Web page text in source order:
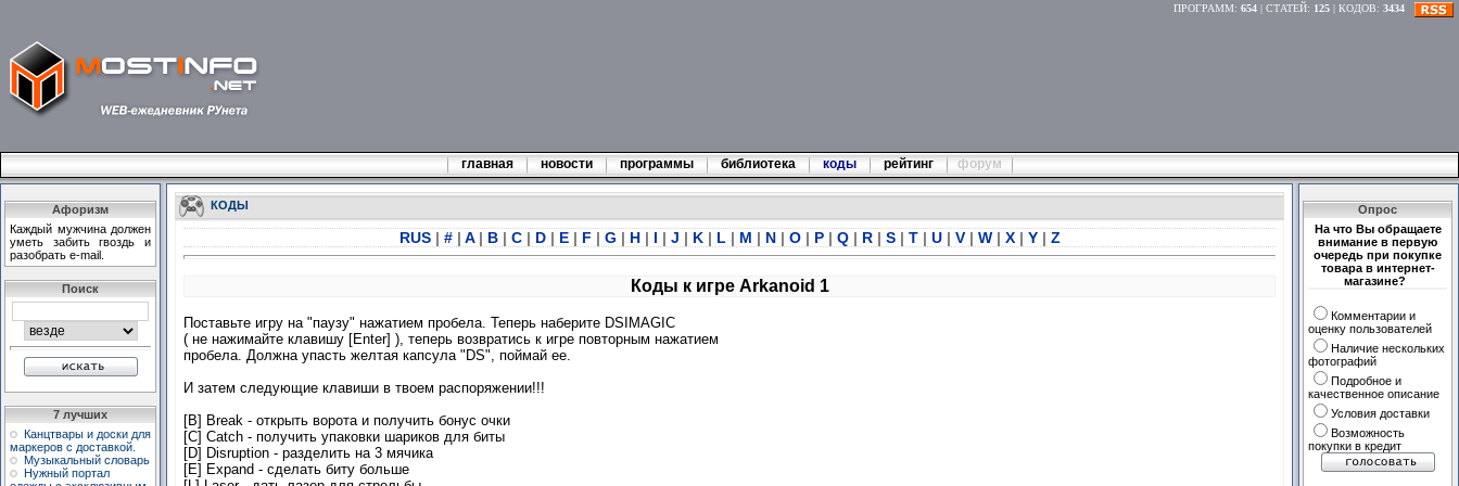
ПРОГРАММ: 654 | СТАТЕЙ: 125 | КОДОВ: 3434
главная новости программы библиотека коды рейтинг форум
Афоризм
Каждый мужчина должен
уметь забить гвоздь и
разобрать e-mail.
Поиск
7 лучших
Канцтвары и доски для
маркеров с доставкой.
Музыкальный словарь
Нужный портал
КОДЫ
RUS | # | A | B | C | D | E | F | G | H | I | J | K | L | M | N | O | P | Q | R | S | T | U | V | W | X | Y | Z
Коды к игре Arkanoid 1
Поставьте игру на "паузу" нажатием пробела. Теперь наберите DSIMAGIC
( не нажимайте клавишу [Enter] ), теперь возвратись к игре повторным нажатием
пробела. Должна упасть желтая капсула "DS", поймай ее.
И затем следующие клавиши в твоем распоряжении!!!
[B] Break - открыть ворота и получить бонус очки
[C] Catch - получить упаковки шариков для биты
[D] Disruption - разделить на 3 мячика
[E] Expand - сделать биту больше
Опрос
На что Вы обращаете
внимание в первую
очередь при покупке
товара в интернет-
магазине?
Комментарии и
оценку пользователей
Наличие нескольких
фотографий
Подробное и
качественное описание
Условия доставки
Возможность
покупки в кредит